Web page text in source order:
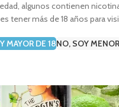
algunos contienen
tener más de 18 años para
MAYOR DE 18NO, SOY